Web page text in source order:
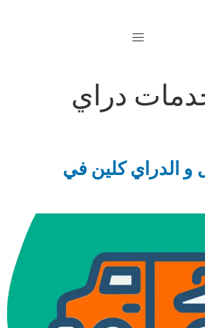
دراي
الدراي كلين في